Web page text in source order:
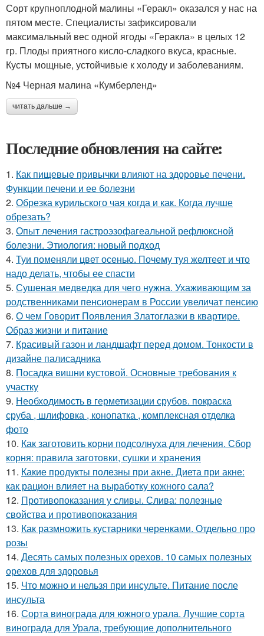
Сорт крупноплодной малины «Геракл» оказался у нас на
пятом месте. Специалисты зафиксировали
максимальный вес одной ягоды «Геракла» в целых 12
гр. Плоды приятного кисло-сладкого вкуса, красные.
Кусты мощные, устойчивые к холоду и заболеваниям.
№4 Черная малина «Кумберленд»
читать дальше →
Последние обновления на сайте:
1. Как пищевые привычки влияют на здоровье печени.
Функции печени и ее болезни
2. Обрезка курильского чая когда и как. Когда лучше
обрезать?
3. Опыт лечения гастроэзофагеальной рефлюксной
болезни. Этиология: новый подход
4. Туи поменяли цвет осенью. Почему туя желтеет и что
надо делать, чтобы ее спасти
5. Сушеная медведка для чего нужна. Ухаживающим за
родственниками пенсионерам в России увеличат пенсию
6. О чем Говорит Появления Златоглазки в квартире.
Образ жизни и питание
7. Красивый газон и ландшафт перед домом. Тонкости в
дизайне палисадника
8. Посадка вишни кустовой. Основные требования к
участку
9. Необходимость в герметизации срубов. покраска
сруба , шлифовка , конопатка , комплексная отделка
фото
10. Как заготовить корни подсолнуха для лечения. Сбор
корня: правила заготовки, сушки и хранения
11. Какие продукты полезны при акне. Диета при акне:
как рацион влияет на выработку кожного сала?
12. Противопоказания у сливы. Слива: полезные
свойства и противопоказания
13. Как размножить кустарники черенками. Отдельно про
розы
14. Десять самых полезных орехов. 10 самых полезных
орехов для здоровья
15. Что можно и нельзя при инсульте. Питание после
инсульта
16. Сорта винограда для южного урала. Лучшие сорта
винограда для Урала, требующие дополнительного